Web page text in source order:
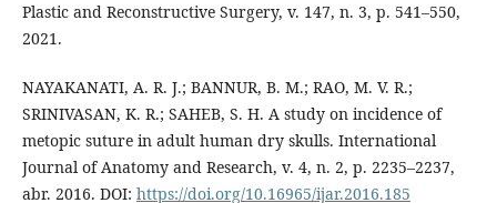
Plastic and Reconstructive Surgery, v. 147, n. 3, p. 541–550,
2021.
NAYAKANATI, A. R. J.; BANNUR, B. M.; RAO, M. V. R.;
SRINIVASAN, K. R.; SAHEB, S. H. A study on incidence of
metopic suture in adult human dry skulls. International
Journal of Anatomy and Research, v. 4, n. 2, p. 2235–2237,
abr. 2016. DOI: https://doi.org/10.16965/ijar.2016.185